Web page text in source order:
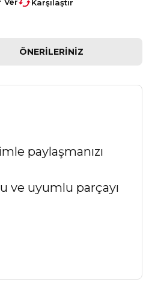
Karşılaştır
ÖNERILERINIZ
paylaşmanızı
ve uyumlu parçayı